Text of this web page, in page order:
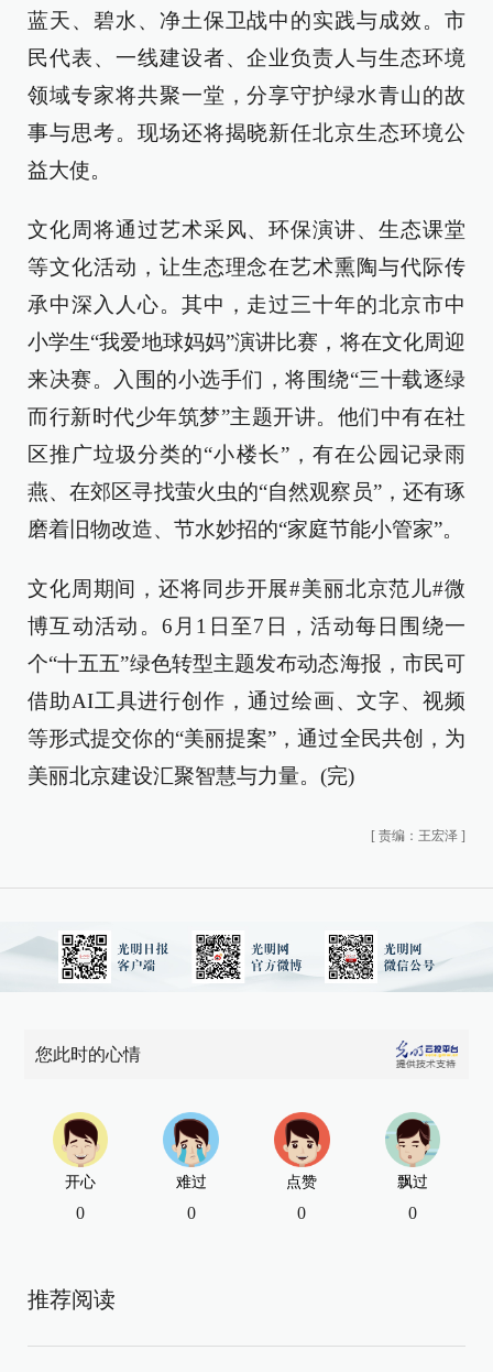
蓝天、碧水、净土保卫战中的实践与成效。市
民代表、一线建设者、企业负责人与生态环境
领域专家将共聚一堂，分享守护绿水青山的故
事与思考。现场还将揭晓新任北京生态环境公
益大使。
文化周将通过艺术采风、环保演讲、生态课堂
等文化活动，让生态理念在艺术熏陶与代际传
承中深入人心。其中，走过三十年的北京市中
小学生“我爱地球妈妈”演讲比赛，将在文化周迎
来决赛。入围的小选手们，将围绕“三十载逐绿
而行新时代少年筑梦”主题开讲。他们中有在社
区推广垃圾分类的“小楼长”，有在公园记录雨
燕、在郊区寻找萤火虫的“自然观察员”，还有琢
磨着旧物改造、节水妙招的“家庭节能小管家”。
文化周期间，还将同步开展#美丽北京范儿#微
博互动活动。6月1日至7日，活动每日围绕一
个“十五五”绿色转型主题发布动态海报，市民可
借助AI工具进行创作，通过绘画、文字、视频
等形式提交你的“美丽提案”，通过全民共创，为
美丽北京建设汇聚智慧与力量。(完)
[ 责编：王宏泽 ]
您此时的心情
开心
0
难过
0
点赞
0
飘过
0
推荐阅读